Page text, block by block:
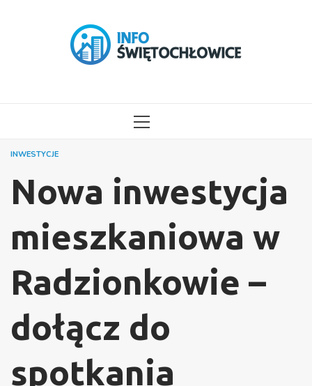
MENU
INWESTYCJE
Nowa inwestycja
mieszkaniowa w
Radzionkowie –
dołącz do
spotkania